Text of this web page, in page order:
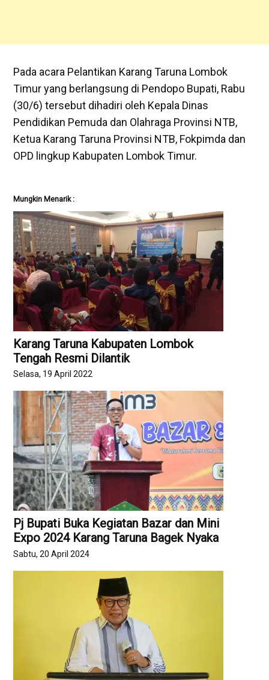
Pada acara Pelantikan Karang Taruna Lombok
Timur yang berlangsung di Pendopo Bupati, Rabu
(30/6) tersebut dihadiri oleh Kepala Dinas
Pendidikan Pemuda dan Olahraga Provinsi NTB,
Ketua Karang Taruna Provinsi NTB, Fokpimda dan
OPD lingkup Kabupaten Lombok Timur.
Mungkin Menarik :
Karang Taruna Kabupaten Lombok
Tengah Resmi Dilantik
Selasa, 19 April 2022
Pj Bupati Buka Kegiatan Bazar dan Mini
Expo 2024 Karang Taruna Bagek Nyaka
Sabtu, 20 April 2024